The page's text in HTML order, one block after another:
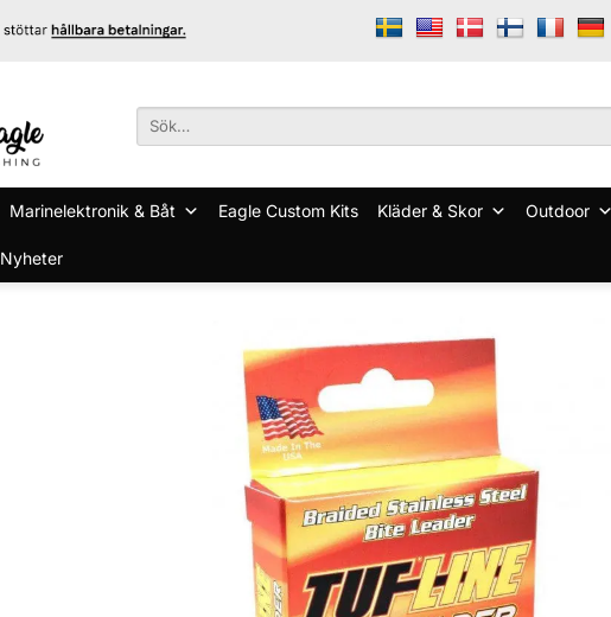
Sök
Marinelektronik & Båt Eagle Custom Kits Kläder & Skor Outdoor
Nyheter